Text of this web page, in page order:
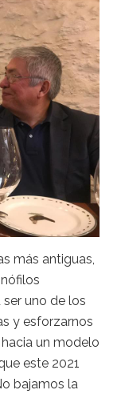
más antiguas,
uno de los
y esforzarnos
un modelo
este 2021
bajamos la